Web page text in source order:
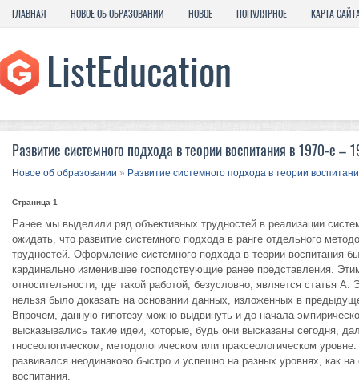
ГЛАВНАЯ НОВОЕ ОБ ОБРАЗОВАНИИ НОВОЕ ПОПУЛЯРНОЕ КАРТА
Развитие системного подхода в теории воспитания в 1970-е –
Новое об образовании » Развитие системного подхода в теории
Страница 1
Ранее мы выделили ряд объективных трудностей в реализации
ожидать, что развитие системного подхода в ранге отдельного
трудностей. Оформление системного подхода в теории воспитания
кардинально изменившее господствующие ранее представления.
относительности, где такой работой, безусловно, является статья
нельзя было доказать на основании данных, изложенных в
Впрочем, данную гипотезу можно выдвинуть и до начала
высказывались такие идеи, которые, будь они высказаны сегодня,
гносеологическом, методологическом или праксеологическом
развивался неодинаково быстро и успешно на разных уровнях, как
воспитания.